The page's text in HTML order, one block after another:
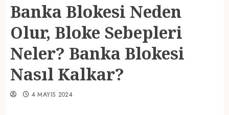
Banka Blokesi Neden
Olur, Bloke Sebepleri
Neler? Banka Blokesi
Nasıl Kalkar?
4 MAYIS 2024